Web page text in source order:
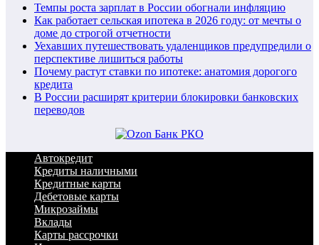
Темпы роста зарплат в России обогнали инфляцию
Как работает сельская ипотека в 2026 году: от мечты о
доме до строгой отчетности
Уехавших путешествовать удаленщиков предупредили о
перспективе лишиться работы
Почему растут ставки по ипотеке: анатомия дорогого
кредита
В России расширят критерии блокировки банковских
переводов
Автокредит
Кредиты наличными
Кредитные карты
Дебетовые карты
Микрозаймы
Вклады
Карты рассрочки